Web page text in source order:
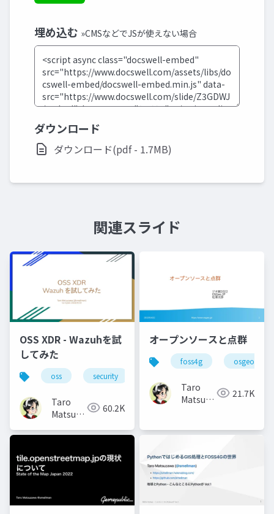
埋め込む »CMSなどでJSが使えない場合
ダウンロード
ダウンロード(pdf - 1.7MB)
関連スライド
OSS XDR - Wazuhを試
してみた
oss security
Taro
Matsuzawa
btm
60.2K
オープンソースと点群
foss4g osgeo
Taro
Matsuzawa 21.7K